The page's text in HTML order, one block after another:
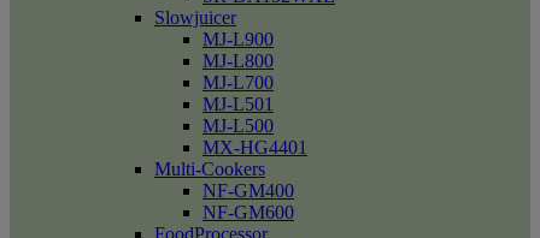
Slowjuicer
MJ-L900
MJ-L800
MJ-L700
MJ-L501
MJ-L500
MX-HG4401
Multi-Cookers
NF-GM400
NF-GM600
FoodProcessor